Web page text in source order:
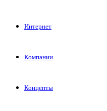
Интернет
Компании
Концепты